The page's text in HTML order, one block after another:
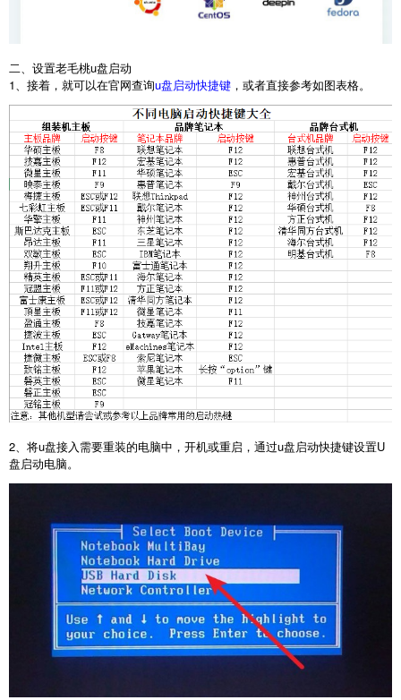
二、设置老毛桃u盘启动
1、接着，就可以在官网查询u盘启动快捷键 ，或者直接参考如图表格。
2、将u盘接入需要重装的电脑中，开机或重启，通过u盘启动快捷键设置U
盘启动电脑。